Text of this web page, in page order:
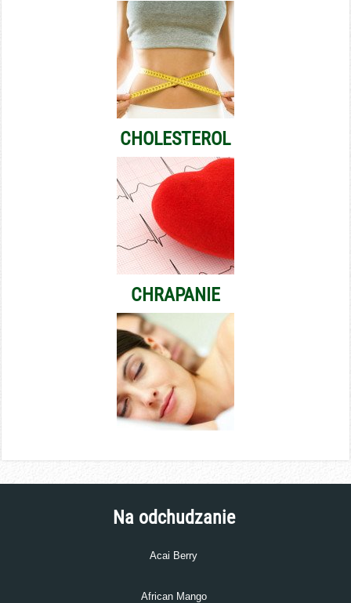
CHOLESTEROL
CHRAPANIE
Na odchudzanie
Acai Berry
African Mango